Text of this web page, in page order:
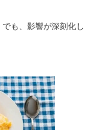
も、影響が深刻化し